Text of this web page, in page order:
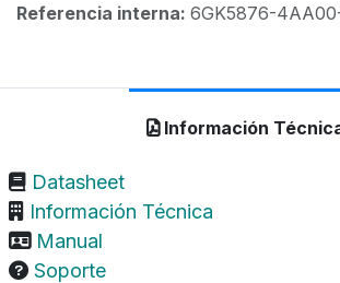
Referencia interna: 6GK5876-
Información
Datasheet
Información Técnica
Manual
Soporte